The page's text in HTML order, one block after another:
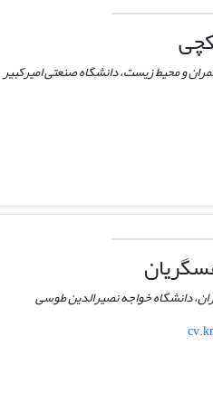
و محیط زیست، دانشگاه صنعتی امیرکبیر
دانشگاه خواجه نصیرالدین طوسی